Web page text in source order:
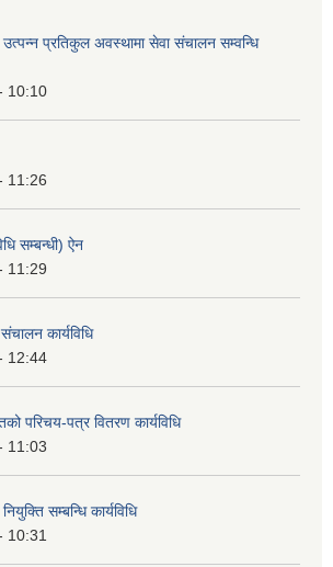
प्रतिकुल अवस्थामा सेवा संचालन सम्वन्धि
10:10
11:26
सम्बन्धी) ऐन
11:29
कार्यविधि
12:44
परिचय-पत्र वितरण कार्यविधि
11:03
सम्बन्धि कार्यविधि
10:31